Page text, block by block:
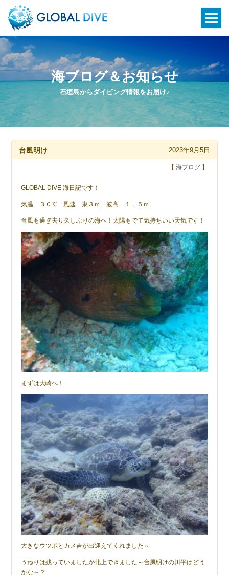
石垣島からダイビング情報をお届け♪
海ブログ＆お知らせ
台風明け 2023年9月5日
【 海ブログ】
GLOBAL DIVE 海日記です！
気温 ３０℃ 風速 東３ｍ 波高 １，５ｍ
台風も過ぎ去り久しぶりの海へ！太陽もでて気持ちいい天気です！
まずは大崎へ！
大きなウツボとカメ吉が出迎えてくれました～
うねりは残っていましたが北上できました～台風明けの川平はどう
かな～？